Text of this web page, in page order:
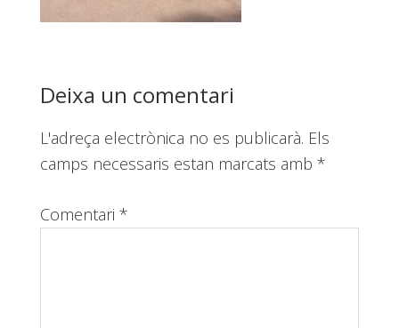
Reader
Interactions
Deixa un comentari
L'adreça electrònica no es publicarà. Els
camps necessaris estan marcats amb *
Comentari *